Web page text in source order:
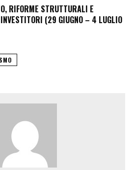
RIFORME STRUTTURALI E
(29 GIUGNO – 4 LUGLIO